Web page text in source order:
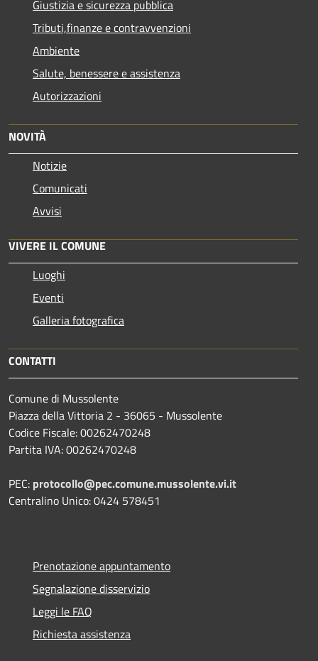
Giustizia e sicurezza pubblica
Tributi,finanze e contravvenzioni
Ambiente
Salute, benessere e assistenza
Autorizzazioni
NOVITÀ
Notizie
Comunicati
Avvisi
VIVERE IL COMUNE
Luoghi
Eventi
Galleria fotografica
CONTATTI
Comune di Mussolente
Piazza della Vittoria 2 - 36065 - Mussolente
Codice Fiscale: 00262470248
Partita IVA: 00262470248
PEC: protocollo@pec.comune.mussolente.vi.it
Centralino Unico: 0424 578451
Prenotazione appuntamento
Segnalazione disservizio
Leggi le FAQ
Richiesta assistenza